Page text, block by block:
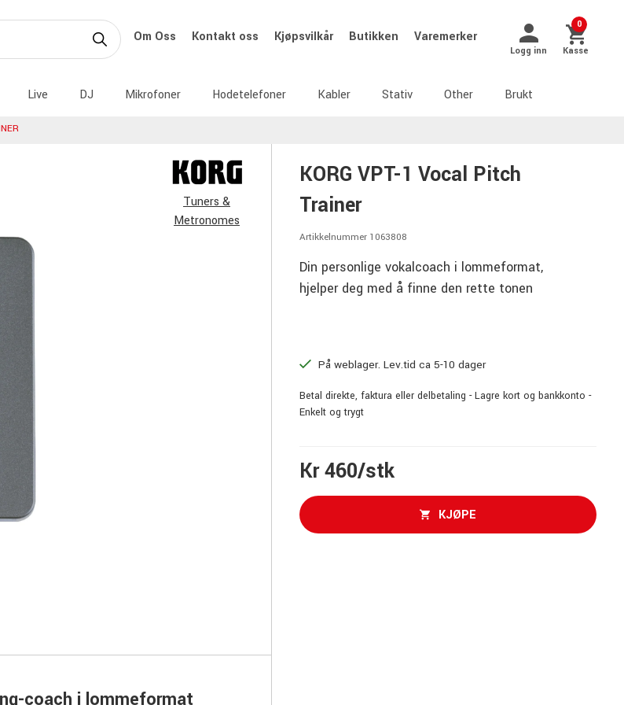
Om Oss Kontakt oss Kjøpsvilkår Butikken Varemerker
Logg inn
0
Kasse
Live DJ Mikrofoner Hodetelefoner Kabler Stativ Other Brukt
Tuners &
Metronomes
KORG VPT-1 Vocal Pitch
Trainer
Artikkelnummer 1063808
Din personlige vokalcoach i lommeformat,
hjelper deg med å finne den rette tonen
På weblager. Lev.tid ca 5-10 dager
Betal direkte, faktura eller delbetaling - Lagre kort og bankkonto -
Enkelt og trygt
Kr 460/stk
KJØPE
coach i lommeformat